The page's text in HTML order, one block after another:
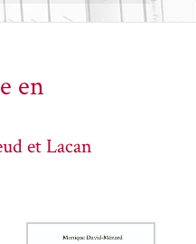
en
et Lacan